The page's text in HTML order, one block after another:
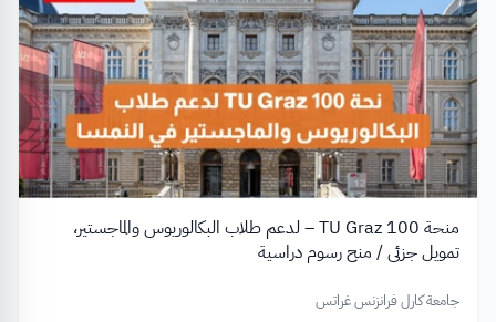
منحة TU Graz 100 – لدعم طلاب البكالوريوس والماجستير،
تمويل جزئي / منح رسوم دراسية
جامعة كارل فرانزنس غراتس